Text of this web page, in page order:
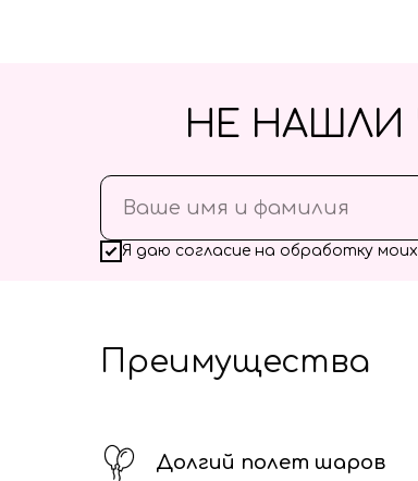
Я даю согласие на обработку моих
НЕ НАШЛИ
Преимущества
Долгий полет шаров